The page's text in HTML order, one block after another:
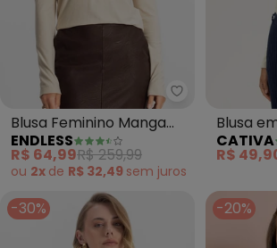
Endless -
Blusa Feminino Manga
Longa (Bege)
ENDLESS
R$ 64,99R$ 259,99
ou 2x de R$ 32,49 sem juros
Blusa em
White)
CATIVA
R$
-30% -20%